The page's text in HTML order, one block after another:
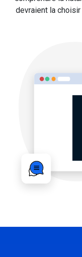
devraient la